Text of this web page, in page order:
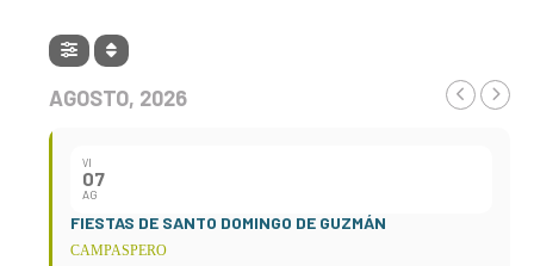
AGOSTO, 2026
VI
07
AG
FIESTAS DE SANTO DOMINGO DE GUZMÁN
CAMPASPERO